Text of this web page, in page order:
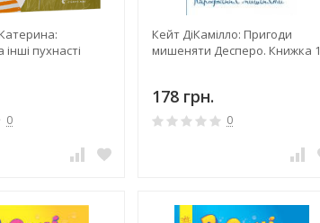
пухнасті
0
Кейт ДіКамілло: Пригоди
мишеняти Десперо. Книжка 1
178 грн.
0